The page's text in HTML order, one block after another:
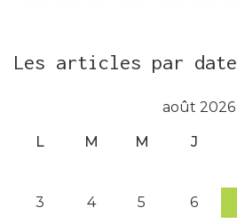
Les articles par date
août 2026
L M M J
3
4 5 6